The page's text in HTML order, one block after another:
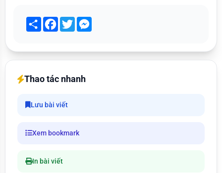
Share Facebook
Twitter
Thao tác nhanh
Lưu bài viết
Xem bookmark
In bài viết